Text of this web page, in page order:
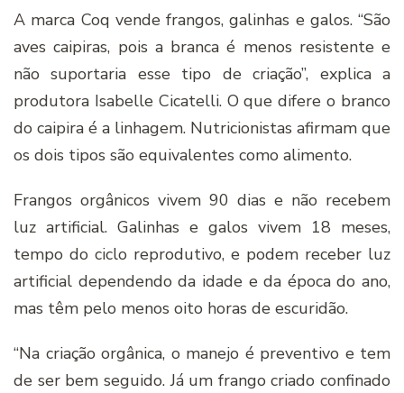
A marca Coq vende frangos, galinhas e galos. “São
aves caipiras, pois a branca é menos resistente e
não suportaria esse tipo de criação”, explica a
produtora Isabelle Cicatelli. O que difere o branco
do caipira é a linhagem. Nutricionistas afirmam que
os dois tipos são equivalentes como alimento.
Frangos orgânicos vivem 90 dias e não recebem
luz artificial. Galinhas e galos vivem 18 meses,
tempo do ciclo reprodutivo, e podem receber luz
artificial dependendo da idade e da época do ano,
mas têm pelo menos oito horas de escuridão.
“Na criação orgânica, o manejo é preventivo e tem
de ser bem seguido. Já um frango criado confinado